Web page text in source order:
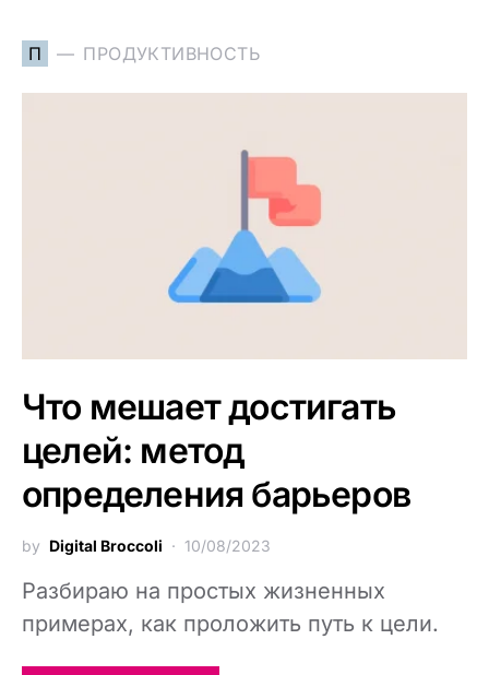
П ПРОДУКТИВНОСТЬ
Что мешает достигать
целей: метод
определения барьеров
by Digital Broccoli 10/08/2023
Разбираю на простых жизненных
примерах, как проложить путь к цели.